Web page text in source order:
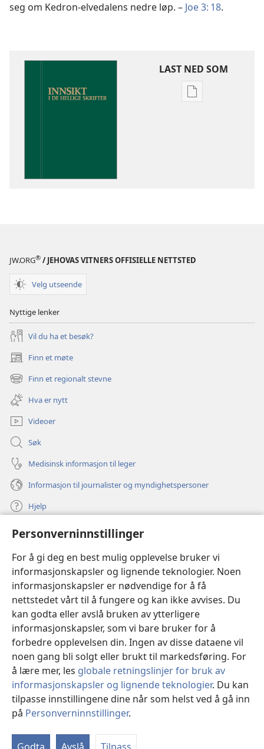
Personverninnstillinger
For å gi deg en best mulig opplevelse bruker vi
informasjonskapsler og lignende teknologier. Noen
informasjonskapsler er nødvendige for å få
nettstedet vårt til å fungere og kan ikke avvises. Du
kan godta eller avslå bruken av ytterligere
informasjonskapsler, som vi bare bruker for å
forbedre opplevelsen din. Ingen av disse dataene vil
noen gang bli solgt eller brukt til markedsføring. For
å lære mer, les globale retningslinjer for bruk av
informasjonskapsler og lignende teknologier. Du kan
tilpasse innstillingene dine når som helst ved å gå inn
på Personverninnstillinger.
seg om Kedron-elvedalens nedre løp. – Joe 3: 18.
LAST NED SOM
JW.ORG® / JEHOVAS VITNERS OFFISIELLE NETTSTED
Velg utseende
Nyttige lenker
Vil du ha et besøk?
Finn et møte
(åpner
nytt
vindu)
Finn et regionalt stevne
(åpner
nytt
vindu)
Hva er nytt
Videoer
Søk
Medisinsk informasjon til leger
Informasjon til journalister og myndighetspersoner
Hjelp
Bidrag
(åpner
nytt
vindu)Watchtower ONLINE LIBRARY™
(åpner
nytt
vindu) JW Hub ®
(åpner
nytt
vindu)JW Library ®
Watchtower Library
Copyright
© 2026 Watch Tower Bible and Tract Society of Pennsylvania.
VILKÅR FOR BRUK| PERSONVERN